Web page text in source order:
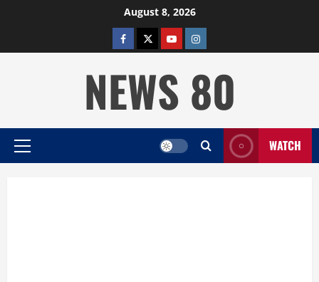
August 8, 2026
facebooktwitterYOUTUBE
instagram
NEWS 80
Primary
WATCH